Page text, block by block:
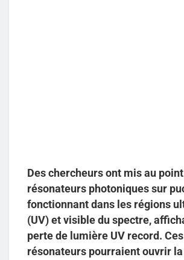
Des chercheurs ont mis au
résonateurs photoniques sur
fonctionnant dans les régions
(UV) et visible du spectre,
perte de lumière UV record. Ces
résonateurs pourraient ouvrir